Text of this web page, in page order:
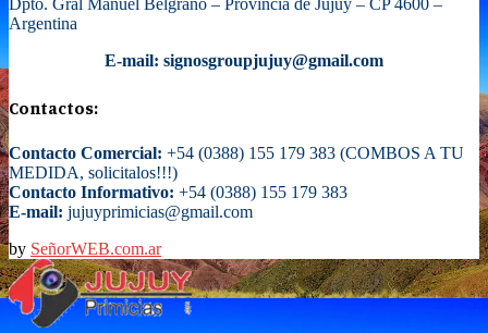
Dpto. Gral Manuel Belgrano – Provincia de Jujuy – CP 4600 –
Argentina
E-mail: signosgroupjujuy@gmail.com
Contactos:
Contacto Comercial: +54 (0388) 155 179 383 (COMBOS A TU
MEDIDA, solicitalos!!!)
Contacto Informativo: +54 (0388) 155 179 383
E-mail: jujuyprimicias@gmail.com
by SeñorWEB.com.ar